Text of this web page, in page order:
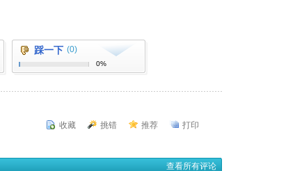
踩一下 (0)
0%
收藏 挑错 推荐 打印
查看所有评论